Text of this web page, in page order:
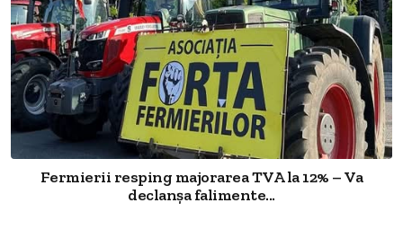
Fermierii resping majorarea TVA la 12% – Va
declanșa falimente...